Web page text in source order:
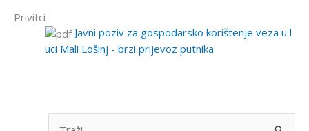
Privitci
Javni poziv za gospodarsko korištenje veza u l
uci Mali Lošinj - brzi prijevoz putnika